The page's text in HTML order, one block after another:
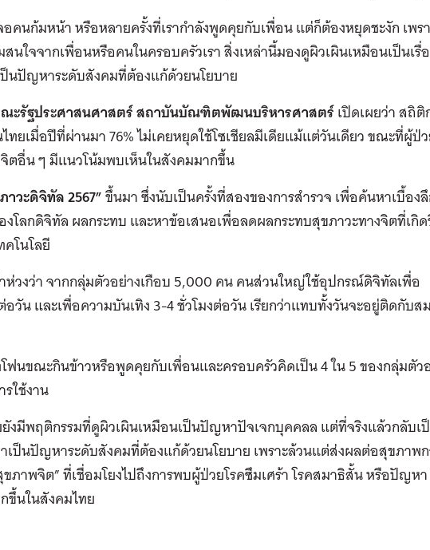
อคนก้มหน้า หรือหลายครั้งที่เรากำลังพูดคุยกับเพื่อน แต่ก็ต้องหยุดชะงัก เพร
นใจจากเพื่อนหรือคนในครอบครัวเรา สิ่งเหล่านี้มองดูผิวเผินเหมือนเป็นเรื่
นปัญหาระดับสังคมที่ต้องแก้ด้วยนโยบาย
ะรัฐประศาสนศาสตร์สถาบันบัณฑิตพัฒนบริหารศาสตร์เปิดเผยว่า สถิติ
ยเมื่อปีที่ผ่านมา 76% ไม่เคยหยุดใช้โซเชียลมีเดียแม้แต่วันเดียว ขณะที่ผู้ป่
ตอื่น ๆ มีแนวโน้มพบเห็นในสังคมมากขึ้น
าวะดิจิทัล 2567”ขึ้นมา ซึ่งนับเป็นครั้งที่สองของการสำรวจ เพื่อค้นหาเบื้อง
โลกดิจิทัล ผลกระทบ และหาข้อเสนอเพื่อลดผลกระทบสุขภาวะทางจิตที่เกิ
โนโลยี
วงว่า จากกลุ่มตัวอย่างเกือบ 5,000 คน คนส่วนใหญ่ใช้อุปกรณ์ดิจิทัลเพื่อ
อวัน และเพื่อความบันเทิง 3-4 ชั่วโมงต่อวัน เรียกว่าแทบทั้งวันจะอยู่ติดกับส
ฟนขณะกินข้าวหรือพูดคุยกับเพื่อนและครอบครัวคิดเป็น 4 ใน 5 ของกลุ่มตัว
ใช้งาน
งมีพฤติกรรมที่ดูผิวเผินเหมือนเป็นปัญหาปัจเจกบุคคลล แต่ที่จริงแล้วกลับเ
เป็นปัญหาระดับสังคมที่ต้องแก้ด้วยนโยบาย เพราะล้วนแต่ส่งผลต่อสุขภาพ
ภาพจิต” ที่เชื่อมโยงไปถึงการพบผู้ป่วยโรคซึมเศร้า โรคสมาธิสั้น หรือปัญหา
นในสังคมไทย